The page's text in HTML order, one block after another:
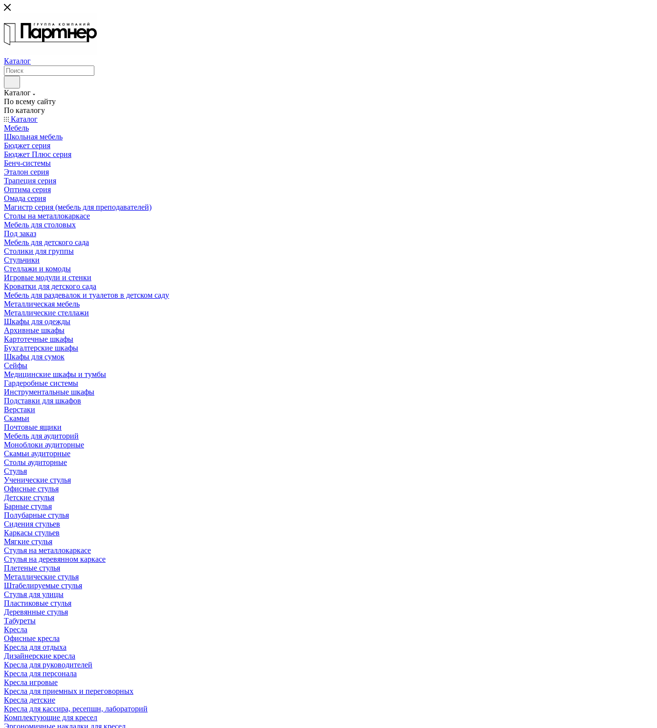
Каталог
Каталог
По всему сайту
По каталогу
Каталог
Мебель
Школьная мебель
Бюджет серия
Бюджет Плюс серия
Бенч-системы
Эталон серия
Трапеция серия
Оптима серия
Омада серия
Магистр серия (мебель для преподавателей)
Столы на металлокаркасе
Мебель для столовых
Под заказ
Мебель для детского сада
Столики для группы
Стульчики
Стеллажи и комоды
Игровые модули и стенки
Кроватки для детского сада
Мебель для раздевалок и туалетов в детском саду
Металлическая мебель
Металлические стеллажи
Шкафы для одежды
Архивные шкафы
Картотечные шкафы
Бухгалтерские шкафы
Шкафы для сумок
Сейфы
Медицинские шкафы и тумбы
Гардеробные системы
Инструментальные шкафы
Подставки для шкафов
Верстаки
Скамьи
Почтовые ящики
Мебель для аудиторий
Моноблоки аудиторные
Скамьи аудиторные
Столы аудиторные
Стулья
Ученические стулья
Офисные стулья
Детские стулья
Барные стулья
Полубарные стулья
Сидения стульев
Каркасы стульев
Мягкие стулья
Стулья на металлокаркасе
Стулья на деревянном каркасе
Плетеные стулья
Металлические стулья
Штабелируемые стулья
Стулья для улицы
Пластиковые стулья
Деревянные стулья
Табуреты
Кресла
Офисные кресла
Кресла для отдыха
Дизайнерские кресла
Кресла для руководителей
Кресла для персонала
Кресла игровые
Кресла для приемных и переговорных
Кресла детские
Кресла для кассира, ресепшн, лабораторий
Комплектующие для кресел
Эргономичные накладки для кресел